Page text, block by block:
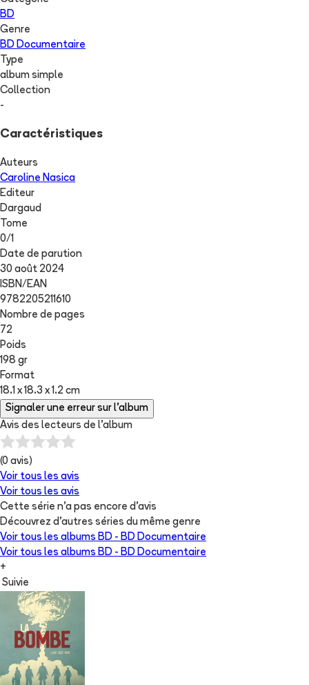
BD
Genre
BD Documentaire
Type
album simple
Collection
-
Caractéristiques
Auteurs
Caroline Nasica
Editeur
Dargaud
Tome
0/1
Date de parution
30 août 2024
ISBN/EAN
9782205211610
Nombre de pages
72
Poids
198 gr
Format
18.1 x 18.3 x 1.2 cm
Signaler une erreur sur l'album
Avis des lecteurs de l'album
(0 avis)
Voir tous les avis
Voir tous les avis
Cette série n'a pas encore d'avis
Découvrez d'autres séries du même genre
Voir tous les albums BD - BD Documentaire
Voir tous les albums BD - BD Documentaire
+
Suivie